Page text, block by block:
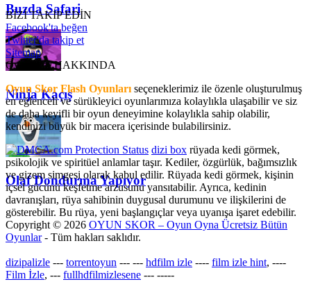
Buzda Safari
Ninja Kaçış
Olaf Dondurma Yapıyor
BİZİ TAKİP EDİN
Facebook'ta beğen
Twitter'da takip et
Sitemap
OyunSkor HAKKINDA
Oyun Skor Flash Oyunları seçeneklerimiz ile özenle oluşturulmuş
en eğlenceli ve sürükleyici oyunlarımıza kolaylıkla ulaşabilir ve siz
de daha keyifli bir oyun deneyimine kolaylıkla sahip olabilir,
kendinizi büyük bir macera içerisinde bulabilirsiniz.
dizi box rüyada kedi görmek​,
psikolojik ve spiritüel anlamlar taşır. Kediler, özgürlük, bağımsızlık
ve gizem simgesi olarak kabul edilir. Rüyada kedi görmek, kişinin
içsel gücünü keşfetme arzusunu yansıtabilir. Ayrıca, kedinin
davranışları, rüya sahibinin duygusal durumunu ve ilişkilerini de
gösterebilir. Bu rüya, yeni başlangıçlar veya uyanışa işaret edebilir.
Copyright © 2026 OYUN SKOR – Oyun Oyna Ücretsiz Bütün
Oyunlar- Tüm hakları saklıdır.
dizipalizle --- torrentoyun --- --- hdfilm izle ---- film izle hint, ----
Film İzle, --- fullhdfilmizlesene --- -----